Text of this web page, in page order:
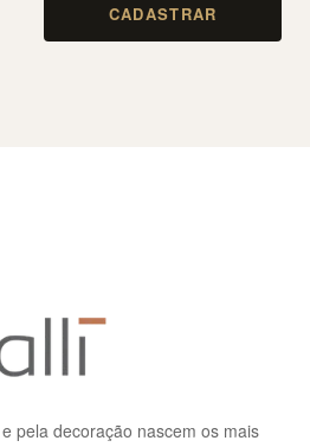
CADASTRAR
pela decoração nascem os mais